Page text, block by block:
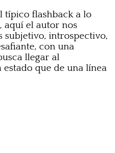
típico flashback a lo
, aquí el autor nos
subjetivo, introspectivo,
con una
llegar al
que de una línea